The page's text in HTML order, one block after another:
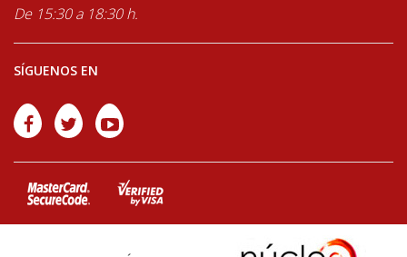
De 15:30 a 18:30 h.
SÍGUENOS EN